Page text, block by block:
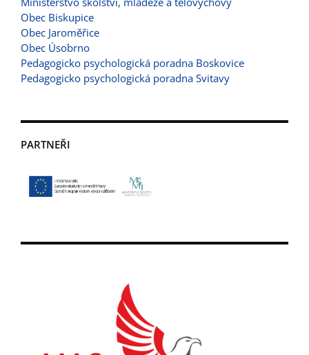
Obec Biskupice
Obec Jaroměřice
Obec Úsobrno
Pedagogicko psychologická poradna Boskovice
Pedagogicko psychologická poradna Svitavy
PARTNEŘI